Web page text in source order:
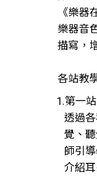
《樂器
樂器音
描寫，
各站教
1.第一
透過
覺、
師引
介紹